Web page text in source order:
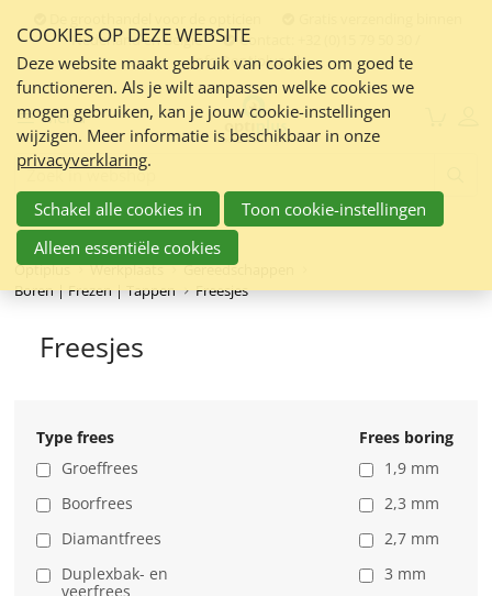
links
over
Spring
naar
de
inhoud
Spring
naar
navigatie
Nederland en Belgie
Contact:
info@optiplus.nl
Menu
Zoeken:
Optiplus Werkplaats
Gereedschappen
Boren | Frezen | Tappen
Freesjes
Freesjes
Type frees
Groeffrees
Boorfrees
Diamantfrees
Duplexbak- en
veerfrees
Frees boring
1,9 mm
2,3 mm
2,7 mm
3 mm
COOKIES OP DEZE WEBSITE
Deze website maakt gebruik van cookies om goed te
functioneren. Als je wilt aanpassen welke cookies we
mogen gebruiken, kan je jouw cookie-instellingen
wijzigen. Meer informatie is beschikbaar in onze
privacyverklaring.
Schakel alle cookies in
Toon cookie-instellingen
Alleen essentiële cookies